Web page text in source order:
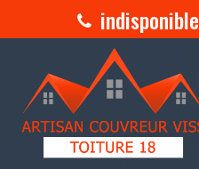
indisponible